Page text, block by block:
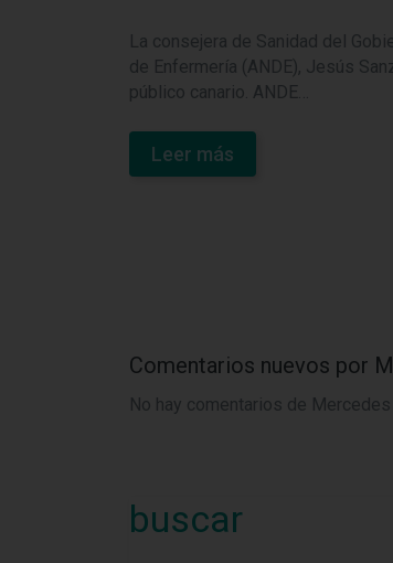
La consejera de Sanidad del
de Enfermería (ANDE), Jesús
público canario. ANDE…
Leer más
Comentarios nuevos por
No hay comentarios de
buscar